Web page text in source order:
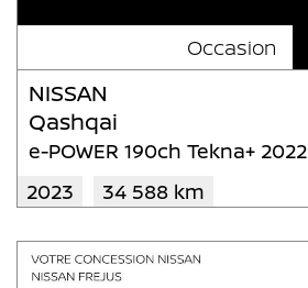
Occasion
NISSAN
Qashqai
e-POWER 190ch Tekna+ 2022
2023
34 588 km